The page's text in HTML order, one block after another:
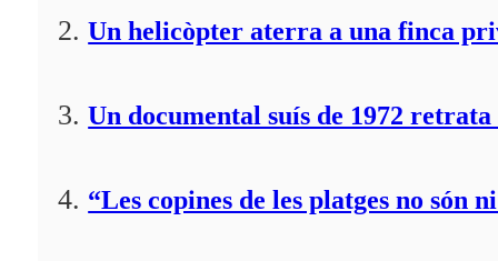
Un helicòpter aterra a una finca
Un documental suís de 1972
“Les copines de les platges no